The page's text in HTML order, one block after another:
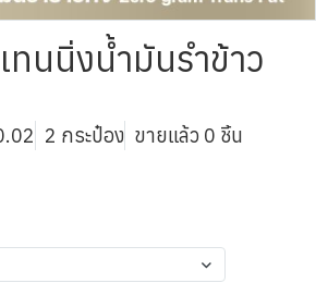
ทนนิ่งน้ำมันรำข้าว
2 กระป๋อง ขายแล้ว 0 ชิ้น